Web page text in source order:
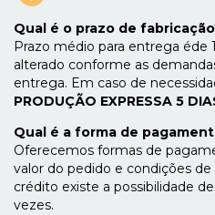
Qual é o prazo de
Prazo médio para entrega éde
alterado conforme as
entrega. Em caso de
PRODUÇÃO EXPRESSA 5
Qual é a forma de
Oferecemos formas de
valor do pedido e condições
crédito existe a possibilidade
vezes.